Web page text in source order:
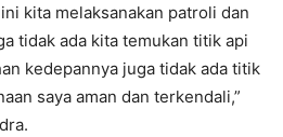
kita melaksanakan patroli dan
tidak ada kita temukan titik api
kedepannya juga tidak ada titik
saya aman dan terkendali,”